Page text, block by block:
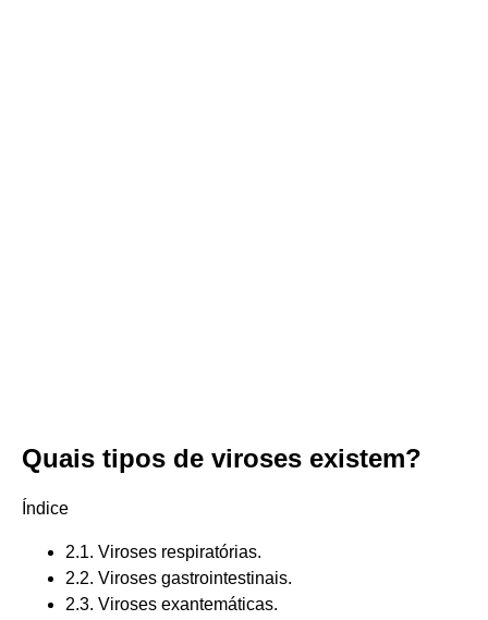
Quais tipos de viroses existem?
Índice
2.1. Viroses respiratórias.
2.2. Viroses gastrointestinais.
2.3. Viroses exantemáticas.